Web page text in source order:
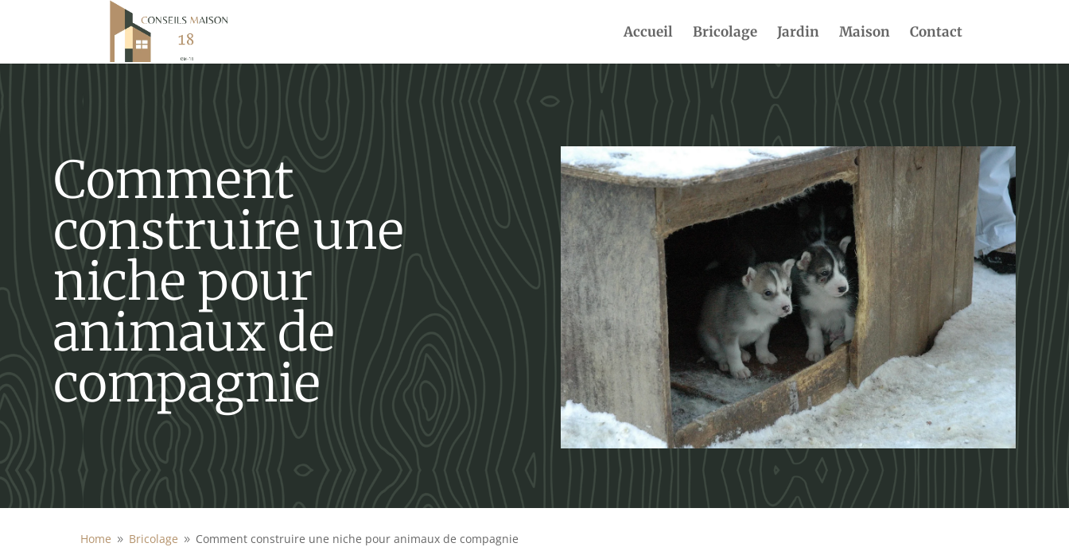
Accueil Bricolage Jardin Maison Contact
Comment
construire une
niche pour
animaux de
compagnie
Home 9 Bricolage 9 Comment construire une niche pour animaux de compagnie